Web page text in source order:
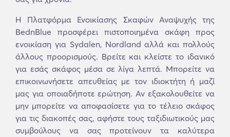
Η Πλατφόρμα Ενοικίασης Σκαφών Αναψυχής της
BednBlue προσφέρει πιστοποιημένα σκάφη προς
ενοικίαση για Sydalen, Nordland αλλά και πολλούς
άλλους προορισμούς. Βρείτε και κλείστε το ιδανικό
για εσάς σκάφος μέσα σε λίγα λεπτά. Μπορείτε να
επικοινωνήσετε απευθείας με τον ιδιοκτήτη ή μαζί
μας για οποιαδήποτε ερώτηση. Αν εξακολουθείτε να
μην μπορείτε να αποφασίσετε για το τέλειο σκάφος
για τις διακοπές σας, αφήστε τους ταξιδιωτικούς μας
συμβούλους να σας προτείνουν τα καλύτερα